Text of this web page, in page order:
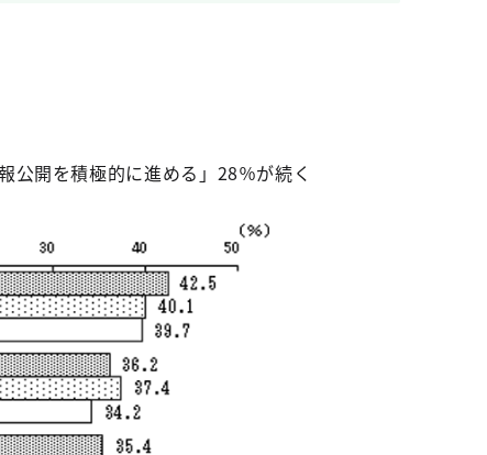
公開を積極的に進める」28％が続く